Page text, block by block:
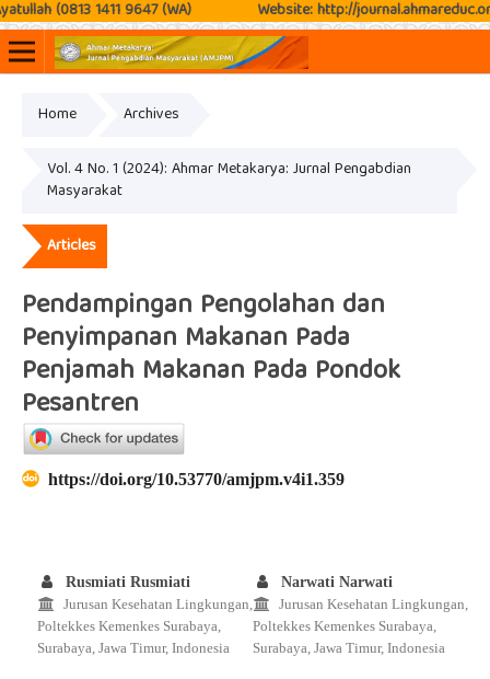
(0813 1411 9647 (WA) Website: http://journal.ahmareduc.or.id/
Home Archives
Vol. 4 No. 1 (2024): Ahmar Metakarya: Jurnal Pengabdian
Masyarakat
Articles
Pendampingan Pengolahan dan
Penyimpanan Makanan Pada
Penjamah Makanan Pada Pondok
Pesantren
https://doi.org/10.53770/amjpm.v4i1.359
Rusmiati Rusmiati
Jurusan Kesehatan Lingkungan,
Poltekkes Kemenkes Surabaya,
Surabaya, Jawa Timur, Indonesia
Narwati Narwati
Jurusan Kesehatan Lingkungan,
Poltekkes Kemenkes Surabaya,
Surabaya, Jawa Timur, Indonesia